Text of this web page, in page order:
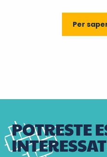
Per
POTRESTE